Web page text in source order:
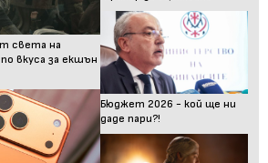
света на
вкуса за екшън
Бюджет 2026 - кой ще ни
даде пари?!